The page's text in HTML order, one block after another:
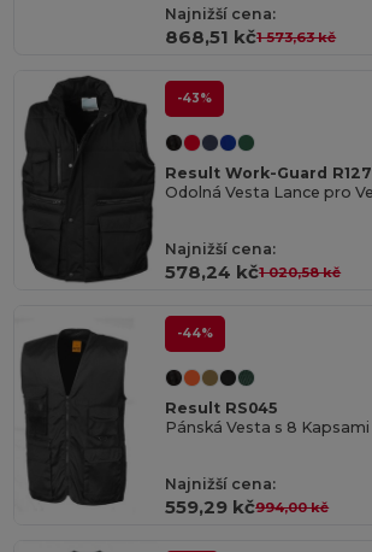
Najnižší cena:
868,51 kč1 573,63 kč
-43%
Result Work-Guard R127
Najnižší cena:
578,24 kč1 020,58 kč
-44%
Result RS045
Najnižší cena:
559,29 kč994,00 kč